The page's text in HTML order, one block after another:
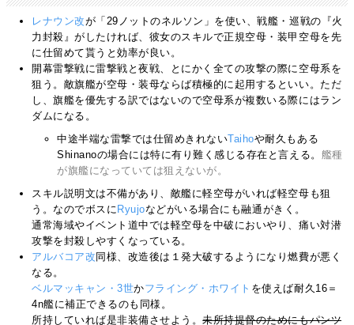
レナウン改が「29ノットのネルソン」を使い、戦艦・巡戦の『火
力封殺』がしたければ、彼女のスキルで正規空母・装甲空母を先
に仕留めて貰うと効率が良い。
開幕雷撃戦に雷撃戦と夜戦、とにかく全ての攻撃の際に空母系を
狙う。敵旗艦が空母・装母ならば積極的に起用するといい。ただ
し、旗艦を優先する訳ではないので空母系が複数いる際にはラン
ダムになる。
中途半端な雷撃では仕留めきれないTaihoや耐久もある
Shinanoの場合には特に有り難く感じる存在と言える。 艦種
が旗艦になっていては狙えないが。
スキル説明文は不備があり、敵艦に軽空母がいれば軽空母も狙
う。なのでボスに Ryujoなどがいる場合にも融通がきく。
通常海域やイベント道中では軽空母を中破においやり、痛い対潜
攻撃を封殺しやすくなっている。
アルバコア改 同様、改造後は１発大破するようになり燃費が悪く
なる。
ベルマッキャン・3世かフライング・ホワイト を使えば耐久16＝
4n艦に補正できるのも同様。
所持していれば是非装備させよう。未所持提督のためにもパンツ